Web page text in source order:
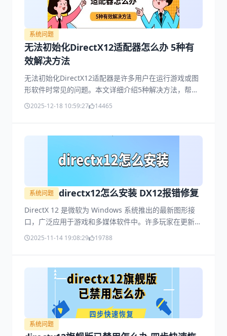
系统问题
无法初始化DirectX12适配器怎么办 5种有
效解决方法
无法初始化DirectX12适配器是许多用户在运行游戏或图
形软件时常见的问题。本文详细介绍5种解决方法，帮助
快速恢复正常运行。
2025-12-18 10:59:27 14465
系统问题 directx12怎么安装 DX12报错修复
DirectX 12 是微软为 Windows 系统推出的最新图形接
口，广泛应用于游戏和多媒体软件中。许多玩家在更新游
戏或安装新软件时，会遇到提示需要 DirectX 12 的情
2025-11-14 19:08:29 19788
系统问题